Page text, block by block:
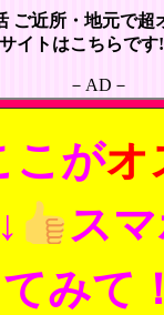
ご近所・地元で超
サイトはこちらです
－AD－
がオ
ス
てみて